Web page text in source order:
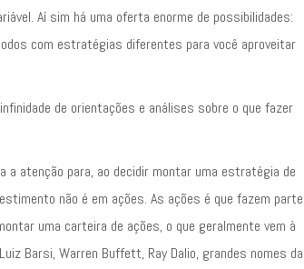
Aí sim há uma oferta enorme de possibilidades:
com estratégias diferentes para você aproveitar
de orientações e análises sobre o que fazer
a atenção para, ao decidir montar uma estratégia de
não é em ações. As ações é que fazem parte
uma carteira de ações, o que geralmente vem à
Barsi, Warren Buffett, Ray Dalio, grandes nomes da